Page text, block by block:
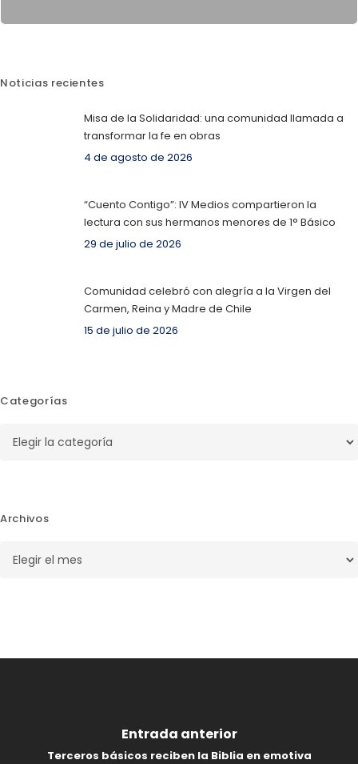
Noticias recientes
Misa de la Solidaridad: una comunidad llamada a
transformar la fe en obras
4 de agosto de 2026
“Cuento Contigo”: IV Medios compartieron la
lectura con sus hermanos menores de 1° Básico
29 de julio de 2026
Comunidad celebró con alegría a la Virgen del
Carmen, Reina y Madre de Chile
15 de julio de 2026
Categorías
Archivos
Entrada anterior
Terceros básicos reciben la Biblia en emotiva